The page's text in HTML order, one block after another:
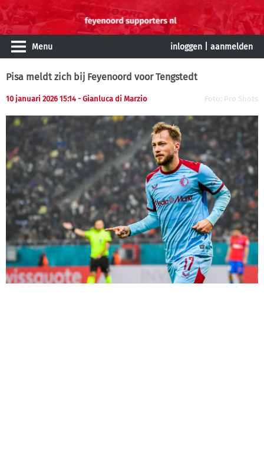
Menu inloggen aanmelden
Pisa meldt zich bij Feyenoord voor Tengstedt
10 januari 2026 15:14 - Gianluca di Marzio Foto: Pro Shots